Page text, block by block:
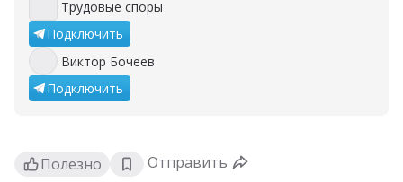
Трудовые споры
Трудовые споры
Подключить
Виктор Бочеев
Виктор Бочеев
Подключить
Полезно Отправить